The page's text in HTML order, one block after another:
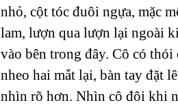
nhỏ, cột tóc đuôi ngựa, mặc
lam, lượn qua lượn lại ngoài
vào bên trong đây. Cô có
nheo hai mắt lại, bàn tay đặt
nhìn rõ hơn. Nhìn cô đôi khi